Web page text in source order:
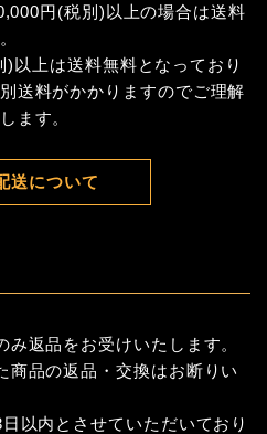
円(税別)以上の場合は送料
以上は送料無料となっており
送料がかかりますのでご理解
ます。
送について
返品をお受けいたします。
商品の返品・交換はお断りい
以内とさせていただいており